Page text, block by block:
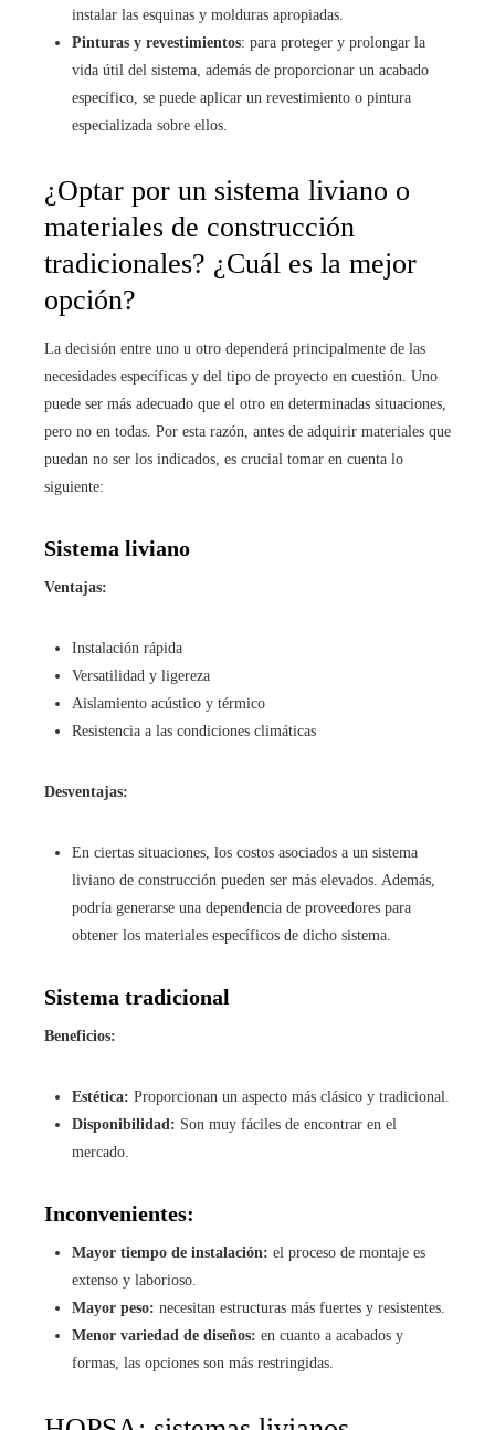
instalar las esquinas y molduras apropiadas.
Pinturas y revestimientos: para proteger y prolongar la
vida útil del sistema, además de proporcionar un acabado
específico, se puede aplicar un revestimiento o pintura
especializada sobre ellos.
¿Optar por un sistema liviano o
materiales de construcción
tradicionales? ¿Cuál es la mejor
opción?
La decisión entre uno u otro dependerá principalmente de las
necesidades específicas y del tipo de proyecto en cuestión. Uno
puede ser más adecuado que el otro en determinadas situaciones,
pero no en todas. Por esta razón, antes de adquirir materiales que
puedan no ser los indicados, es crucial tomar en cuenta lo
siguiente:
Sistema liviano
Ventajas:
Instalación rápida
Versatilidad y ligereza
Aislamiento acústico y térmico
Resistencia a las condiciones climáticas
Desventajas:
En ciertas situaciones, los costos asociados a un sistema
liviano de construcción pueden ser más elevados. Además,
podría generarse una dependencia de proveedores para
obtener los materiales específicos de dicho sistema.
Sistema tradicional
Beneficios:
Estética: Proporcionan un aspecto más clásico y tradicional.
Disponibilidad: Son muy fáciles de encontrar en el
mercado.
Inconvenientes:
Mayor tiempo de instalación: el proceso de montaje es
extenso y laborioso.
Mayor peso: necesitan estructuras más fuertes y resistentes.
Menor variedad de diseños: en cuanto a acabados y
formas, las opciones son más restringidas.